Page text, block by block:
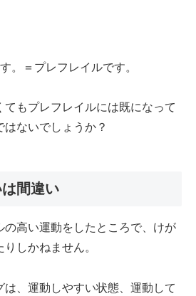
。＝プレフレイルです。
てもプレフレイルには既になって
ないでしょうか？
間違い
の高い運動をしたところで、けが
しかねません。
は、運動しやすい状態、運動して